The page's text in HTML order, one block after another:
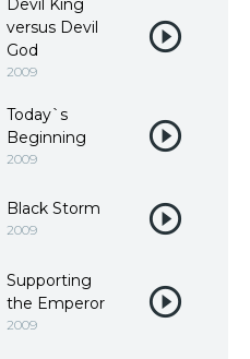
Devil King
versus Devil
God
2009
Today`s
Beginning
2009
Black Storm
2009
Supporting
the Emperor
2009